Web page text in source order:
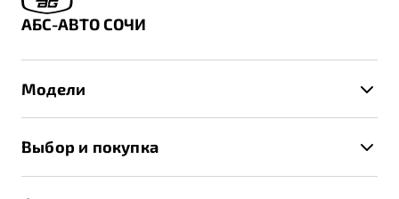
АБС-АВТО СОЧИ
Модели
X70
Выбор и покупка